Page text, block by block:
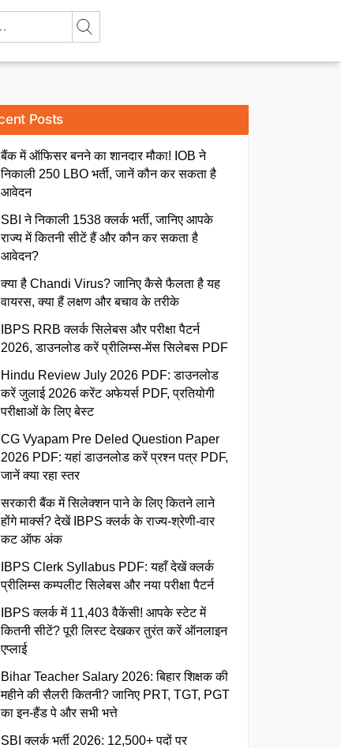
Posts
बैंक में ऑफिसर बनने का शानदार मौका! IOB ने
निकाली 250 LBO भर्ती, जानें कौन कर सकता है
आवेदन
SBI ने निकाली 1538 क्लर्क भर्ती, जानिए आपके
राज्य में कितनी सीटें हैं और कौन कर सकता है
आवेदन?
क्या है Chandi Virus? जानिए कैसे फैलता है यह
वायरस, क्या हैं लक्षण और बचाव के तरीके
IBPS RRB क्लर्क सिलेबस और परीक्षा पैटर्न
2026, डाउनलोड करें प्रीलिम्स-मेंस सिलेबस PDF
Hindu Review July 2026 PDF: डाउनलोड
करें जुलाई 2026 करेंट अफेयर्स PDF, प्रतियोगी
परीक्षाओं के लिए बेस्ट
CG Vyapam Pre Deled Question Paper
2026 PDF: यहां डाउनलोड करें प्रश्न पत्र PDF,
जानें क्या रहा स्तर
सरकारी बैंक में सिलेक्शन पाने के लिए कितने लाने
होंगे मार्क्स? देखें IBPS क्लर्क के राज्य-श्रेणी-वार
कट ऑफ अंक
IBPS Clerk Syllabus PDF: यहाँ देखें क्लर्क
प्रीलिम्स कम्पलीट सिलेबस और नया परीक्षा पैटर्न
IBPS क्लर्क में 11,403 वैकेंसी! आपके स्टेट में
कितनी सीटें? पूरी लिस्ट देखकर तुरंत करें ऑनलाइन
एप्लाई
Bihar Teacher Salary 2026: बिहार शिक्षक की
महीने की सैलरी कितनी? जानिए PRT, TGT, PGT
का इन-हैंड पे और सभी भत्ते
SBI क्लर्क भर्ती 2026: 12,500+ पदों पर